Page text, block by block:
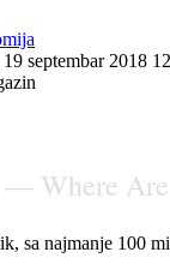
septembar 2018
— Where
sa najmanje 100